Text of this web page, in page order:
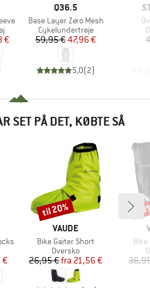
€
MÆRKE
Q36.5
Artikel
Base Layer Zero Mesh
Produktgruppe
Cykelundertrøje
Pris
59,95 €Nedsat pris
47,96 €
5,0(2)
SET PÅ DET, KØBTE SÅ
€
MÆRKE
VAUDE
Artikel
Bike Gaiter Short
Produktgruppe
Oversko
Pris
26,95 € Nedsat pris
fra 21,56 €
Rabat
til 20%
Bike